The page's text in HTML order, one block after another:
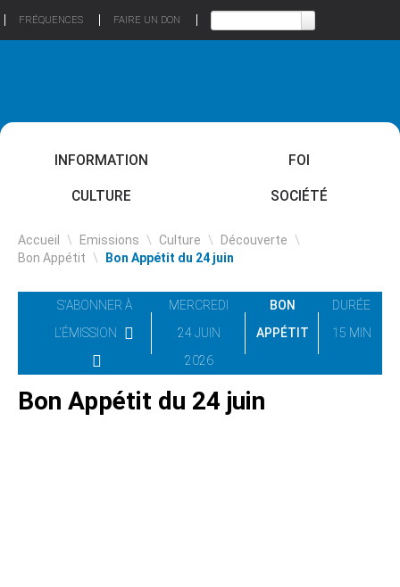
FRÉQUENCES FAIRE UN DON
INFORMATION FOI
CULTURE SOCIÉTÉ
Accueil \ Emissions \ Culture \ Découverte \
Bon Appétit \ Bon Appétit du 24 juin
S'ABONNER À
L'ÉMISSION
MERCREDI
24 JUIN
2026
BON
APPÉTIT
DURÉE
15 MIN
Bon Appétit du 24 juin